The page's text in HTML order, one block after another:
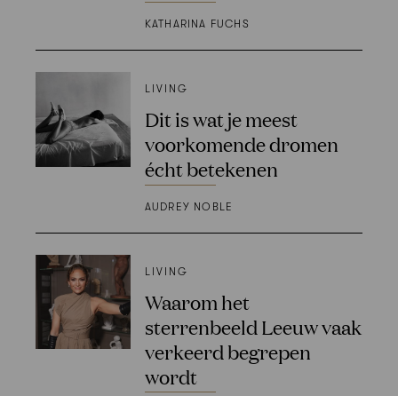
KATHARINA FUCHS
LIVING
Dit is wat je meest
voorkomende dromen
écht betekenen
AUDREY NOBLE
LIVING
Waarom het
sterrenbeeld Leeuw vaak
verkeerd begrepen
wordt